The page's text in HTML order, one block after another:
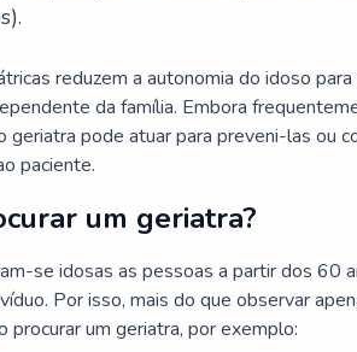
reduzem a autonomia do idoso
da família. Embora
geriatra pode atuar para preveni-las ou
paciente.
um geriatra?
se idosas as pessoas a partir dos 60
Por isso, mais do que observar
procurar um geriatra, por exemplo: